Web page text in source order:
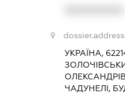
УКРАЇНА,
ЧАДУНЕЛІ,